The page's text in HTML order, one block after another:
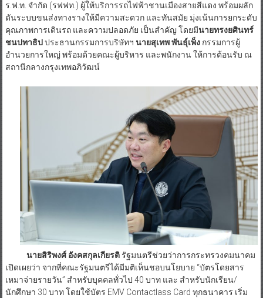
ร.ฟ.ท. จำกัด (รฟฟท.) ผู้ให้บริการรถไฟฟ้าชานเมืองสายสีแดง พร้อมผลัก
ดันระบบขนส่งทางรางให้มีความสะดวก และทันสมัย มุ่งเน้นการยกระดับ
คุณภาพการเดินรถ และความปลอดภัย เป็นสำคัญ โดยมีนายทรงยศินทร์
ชนปทาธิปประธานกรรมการบริษัทฯ นายสุเทพ พันธุ์เพ็งกรรมการผู้
อำนวยการใหญ่ พร้อมด้วยคณะผู้บริหาร และพนักงาน ให้การต้อนรับ ณ
สถานีกลางกรุงเทพอภิวัฒน์
นายสิริพงศ์ อังคสกุลเกียรติรัฐมนตรีช่วยว่าการกระทรวงคมนาคม
เปิดเผยว่า จากที่คณะรัฐมนตรีได้มีมติเห็นชอบนโยบาย “บัตรโดยสาร
เหมาจ่ายรายวัน” สำหรับบุคคลทั่วไป 40 บาท และ สำหรับนักเรียน/
นักศึกษา 30 บาท โดยใช้บัตร EMV Contactlass Card ทุกธนาคาร เริ่ม